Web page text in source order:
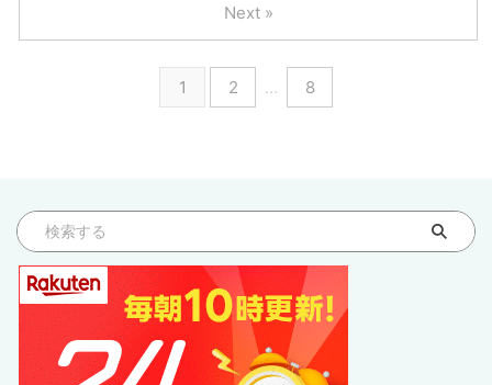
1 2 … 8
Next »